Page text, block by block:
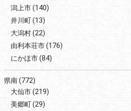
潟上市(140)
井川町(13)
大潟村(22)
由利本荘市(176)
にかほ市(84)
県南(772)
大仙市(219)
美郷町(29)